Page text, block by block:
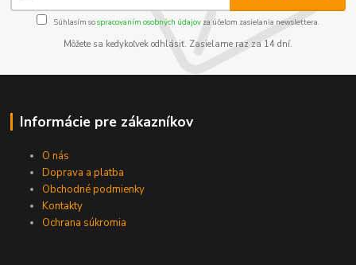
Súhlasím sospracovaním osobných údajov za účelom zasielania newslettera.
Môžete sa kedykoľvek odhlásiť. Zasielame raz za 14 dní.
Informácie pre zákazníkov
O nás
Doprava a platba
Obchodné podmienky
Kontakty
Ochrana súkromia